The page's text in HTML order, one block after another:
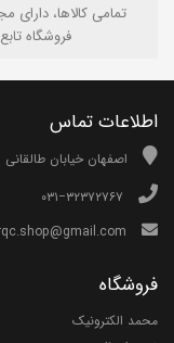
تمامی كالاها، دارای
فروشگاه
اطلاعات تماس
اصفهان خیابان
فروشگاه
محمد الکترونیک